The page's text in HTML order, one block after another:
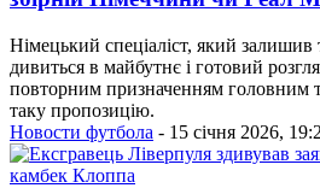
Німецький спеціаліст, який залишив
дивиться в майбутнє і готовий
повторним призначенням головним
таку пропозицію.
Новости футбола - 15 січня 2026,